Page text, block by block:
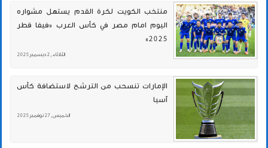
منتخب الكويت لكرة القدم يستهل مشواره
اليوم امام مصر في كأس العرب «فيفا قطر
2025»
الثلاثاء , 2 ديسمبر 2025
الإمارات تنسحب من الترشح لاستضافة كأس
آسيا
الخميس , 27 نوفمبر 2025